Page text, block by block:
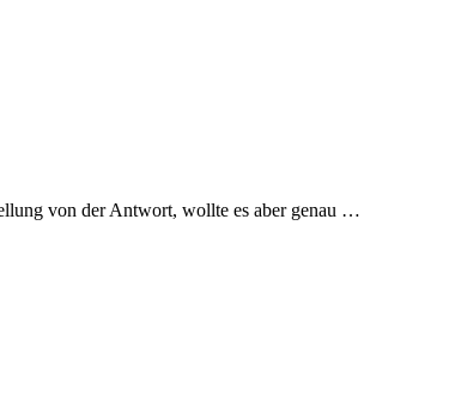
von der Antwort, wollte es aber genau …